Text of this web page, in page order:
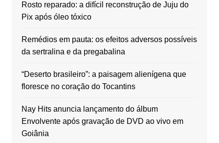
Rosto reparado: a difícil reconstrução de Juju do
Pix após óleo tóxico
Remédios em pauta: os efeitos adversos possíveis
da sertralina e da pregabalina
“Deserto brasileiro”: a paisagem alienígena que
floresce no coração do Tocantins
Nay Hits anuncia lançamento do álbum
Envolvente após gravação de DVD ao vivo em
Goiânia